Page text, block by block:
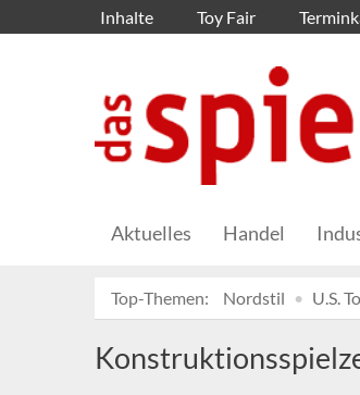
Inhalte Toy Fair
Aktuelles Handel
Top-Themen: Nordstil U.S.